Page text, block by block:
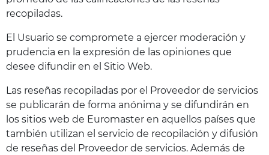
recopiladas.
El Usuario se compromete a ejercer moderación y
prudencia en la expresión de las opiniones que
desee difundir en el Sitio Web.
Las reseñas recopiladas por el Proveedor de servicios
se publicarán de forma anónima y se difundirán en
los sitios web de Euromaster en aquellos países que
también utilizan el servicio de recopilación y difusión
de reseñas del Proveedor de servicios. Además de